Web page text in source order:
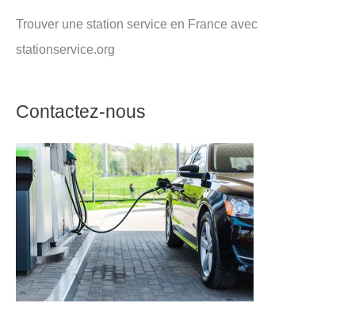
Trouver une station service en France avec
stationservice.org
Contactez-nous